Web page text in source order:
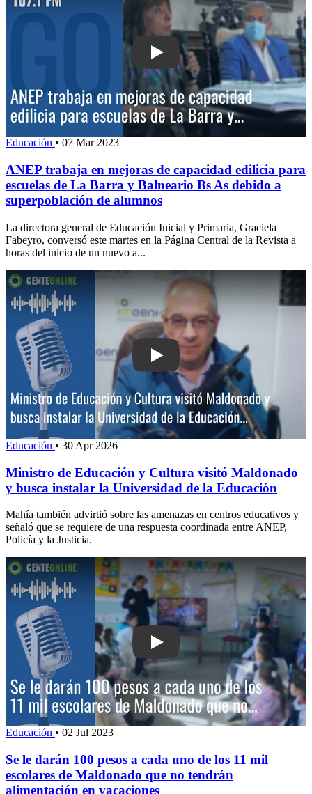
Play: ANEP trabaja en mejoras de
Educación • 07 Mar 2023
ANEP trabaja en mejoras de capacidad edilicia para
escuelas de La Barra y Balneario Bs As debido a
superpoblación de alumnos
La directora general de Educación Inicial y Primaria, Graciela
Fabeyro, conversó este martes en la Página Central de la Revista a
horas del inicio de un nuevo a...
Play: Ministro de Educación y
Educación • 30 Apr 2026
Ministro de Educación y Cultura visitó Maldonado
y busca instalar la Universidad de la Educación
Mahía también advirtió sobre las amenazas en centros educativos y
señaló que se requiere de una respuesta coordinada entre ANEP,
Policía y la Justicia.
Play: Se le darán 100 pesos a cada
Educación • 02 Jul 2023
Se le darán 100 pesos a cada uno de los 11 mil
escolares de Maldonado que no tendrán
alimentación en vacaciones